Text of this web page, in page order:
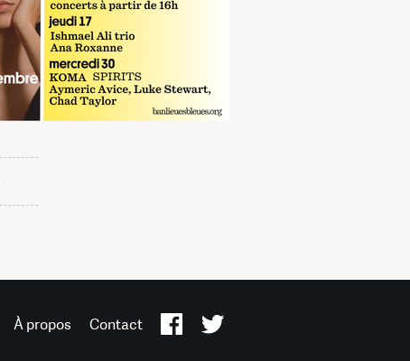
À propos Contact